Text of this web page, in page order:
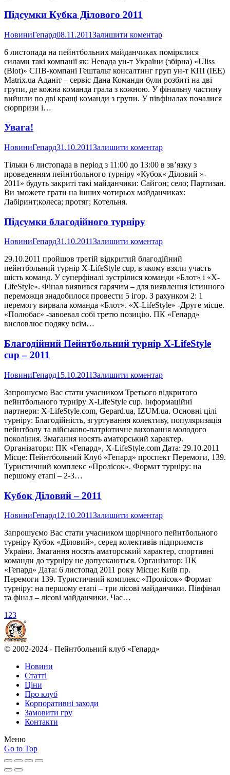
Підсумки Кубка Ділового 2011
НовиниГепард08.11.2011Залишити коментар
6 листопада на пейнтбольних майданчиках помірялися
силами такі компанії як: Невада ун-т України (збірна) «Uliss
(Blot)» СПВ-компані Гештальт консалтинг груп ун-т КПІ (ІЕЕ)
Matrix.ua Аданіт – сервіс Дана Команди були розбиті на дві
групи, де кожна команда грала з кожною. У фінальну частину
вийшли по дві кращі команди з групи. У півфіналах почалися
сюрпризи і…
Увага!
НовиниГепард31.10.2011Залишити коментар
Тільки 6 листопада в період з 11:00 до 13:00 в зв’язку з
проведенням пейнтбольного турніру «Кубок« Діловий »-
2011» будуть закриті такі майданчики: Сайгон; село; Партизан.
Ви зможете грати на інших чотирьох майданчиках:
Лабіринт;колеса; протяг; Котельня.
Підсумки благодійного турніру
НовиниГепард31.10.2011Залишити коментар
29.10.2011 пройшов третій відкритий благодійний
пейнтбольний турнір X-LifeStyle cup, в якому взяли участь
шість команд. У суперфіналі зустрілися команди «Блот» і «X-
LifeStyle». Фінал виявився гарячим – для виявлення істинного
переможця знадобилося провести 5 ігор. З рахунком 2: 1
перемогу вирвала команда «Блот». «X-LifeStyle» -Друге місце.
«Полюбас» -завоевал собі третю позицію. ПК «Гепард»
висловлює подяку всім…
Благодійний Пейнтбольний турнір X-LifeStyle
cup – 2011
НовиниГепард15.10.2011Залишити коментар
Запрошуємо Вас стати учасником Третього відкритого
пейнтбольного турніру X-LifeStyle cup. Інформаційні
партнери: X-LifeStyle.com, Gepard.ua, IZUM.ua. Основні цілі
турніру: Благодійність, згуртування колективу, популяризація
пейнтболу та військово-патріотичне виховання молодого
покоління. Змагання носять аматорський характер.
Організатори: ПК «Гепард», X-LifeStyle.com Дата: 29.10.2011
Місце: Пейнтбольний Клуб «Гепард» проспект Перемоги, 139.
Туристичний комплекс «Пролісок». Формат турніру: на
першому етапі – 2-3…
Кубок Діловий – 2011
НовиниГепард12.10.2011Залишити коментар
Запрошуємо Вас стати учасником щорічного пейнтбольного
турніру Кубок «Діловий», серед колективів підприємств
України. Змагання носять аматорський характер, спортивні
команди до турніру не допускаються. Організатор: ПК
«Гепард» Дата: 6 листопад 2011 року Місце: Київ пр.
Перемоги 139. Туристичний комплекс «Пролісок» Формат
турніру: на першому етапі – три лісові майданчики. Півфінал
та фінал – лісові майданчики. Час…
1 23
© 2002-2024 - Пейнтбольний клуб «Гепард»
Новини
Статті
Ціни
Про клуб
Корпоративні заходи
Замовити гру
Контакти
Меню
Go to Top